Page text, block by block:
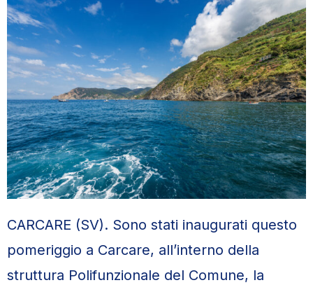
CARCARE (SV). Sono stati inaugurati questo
pomeriggio a Carcare, all’interno della
struttura Polifunzionale del Comune, la